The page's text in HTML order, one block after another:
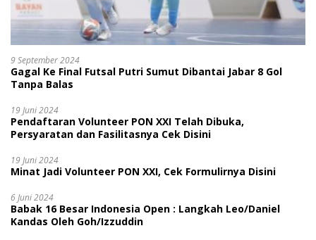
9 September 2024
Gagal Ke Final Futsal Putri Sumut Dibantai Jabar 8 Gol
Tanpa Balas
19 Juni 2024
Pendaftaran Volunteer PON XXI Telah Dibuka,
Persyaratan dan Fasilitasnya Cek Disini
19 Juni 2024
Minat Jadi Volunteer PON XXI, Cek Formulirnya Disini
6 Juni 2024
Babak 16 Besar Indonesia Open : Langkah Leo/Daniel
Kandas Oleh Goh/Izzuddin